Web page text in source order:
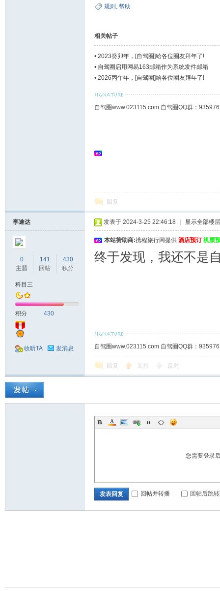
规则 , 帮助
相关帖子
• 2023癸卯年，[自驾圈]給各位圈友拜年了!
• 自驾圈启用网易163邮箱作为系统发件邮箱
• 2026丙午年，[自驾圈]給各位圈友拜年了!
自驾圈www.023115.com 自驾圈QQ群：
回复
李途达
0
主题
141
回帖
430
积分
科目三
积分 430
收听TA 发消息
发表于 2024-3-25 22:46:18 显示全部楼层
本站赞助商:携程旅行网提供 酒店预订 机票
终于发现，我还不是
自驾圈www.023115.com 自驾圈QQ群：
回复 支持 反对
您需要登录
发表回复 回帖并转播 回帖后跳